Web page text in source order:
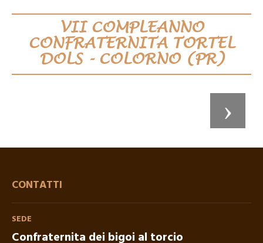
VII COMPLEANNO
CONFRATERNITA TORTEL
DOLS - COLORNO (PR)
CONTATTI
SEDE
Confraternita dei bigoi al torcio